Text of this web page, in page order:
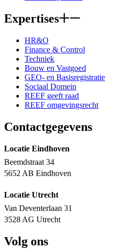
Expertises
HR&O
Finance & Control
Techniek
Bouw en Vastgoed
GEO- en Basisregistratie
Sociaal Domein
REEF geeft raad
REEF omgevingsrecht
Contactgegevens
Locatie Eindhoven
Beemdstraat 34
5652 AB Eindhoven
Locatie Utrecht
Van Deventerlaan 31
3528 AG Utrecht
Volg ons